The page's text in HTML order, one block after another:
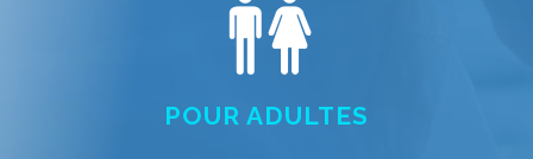
POUR ADULTES